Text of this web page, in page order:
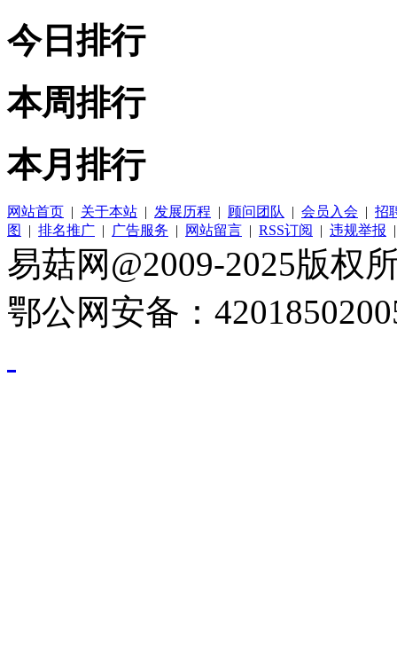
今日排行
本周排行
本月排行
网站首页 | 关于本站 | 发展历程 | 顾问团队 | 会员入会 | 招
图
| 排名推广 | 广告服务 | 网站留言 | RSS订阅 | 违规举报
易菇网@2009-2025版权
鄂公网安备：